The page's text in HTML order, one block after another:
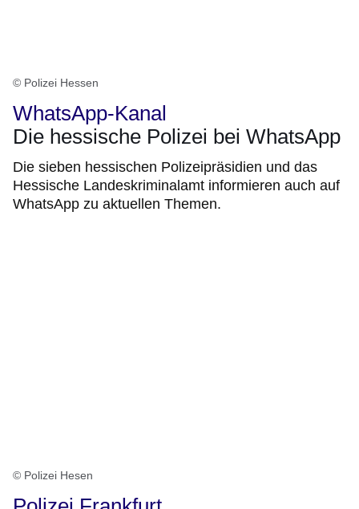
© Polizei Hessen
WhatsApp-Kanal
Die hessische Polizei bei WhatsApp
Die sieben hessischen Polizeipräsidien und das
Hessische Landeskriminalamt informieren auch auf
WhatsApp zu aktuellen Themen.
© Polizei Hesen